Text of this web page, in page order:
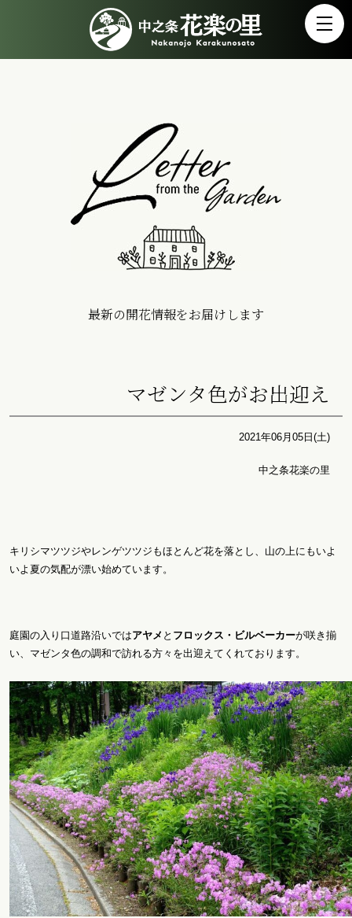
最新の開花情報をお届けします
マゼンタ色がお出迎え
2021年06月05日(土)
中之条花楽の里
キリシマツツジやレンゲツツジもほとんど花を落とし、山の上にもいよ
いよ夏の気配が漂い始めています。
庭園の入り口道路沿いではアヤメ と フロックス・ビルベーカーが咲き揃
い、マゼンタ色の調和で訪れる方々を出迎えてくれております。